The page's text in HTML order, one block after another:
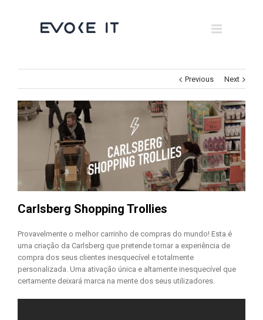
×
Museums
Corporate
All
Previous Next
Carlsberg Shopping Trollies
Provavelmente o melhor carrinho de compras do mundo! Esta é
uma criação da Carlsberg que pretende tornar a experiência de
compra dos seus clientes inesquecível e totalmente
personalizada. Uma ativação única e altamente inesquecível que
certamente deixará marca na mente dos seus utilizadores.